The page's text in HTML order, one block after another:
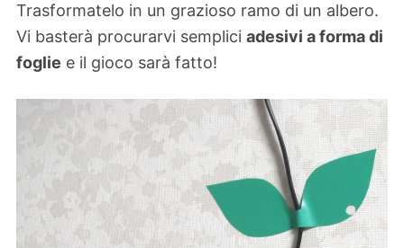
Trasformatelo in un grazioso ramo di un albero.
Vi basterà procurarvi semplici adesivi a forma di
foglie e il gioco sarà fatto!